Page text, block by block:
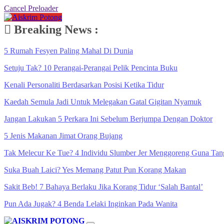
Cancel Preloader
Breaking News :
5 Rumah Fesyen Paling Mahal Di Dunia
Setuju Tak? 10 Perangai-Perangai Pelik Pencinta Buku
Kenali Personaliti Berdasarkan Posisi Ketika Tidur
Kaedah Semula Jadi Untuk Melegakan Gatal Gigitan Nyamuk
Jangan Lakukan 5 Perkara Ini Sebelum Berjumpa Dengan Doktor
5 Jenis Makanan Jimat Orang Bujang
Tak Melecur Ke Tue? 4 Individu Slumber Jer Menggoreng Guna
Suka Buah Laici? Yes Memang Patut Pun Korang Makan
Sakit Beb! 7 Bahaya Berlaku Jika Korang Tidur ‘Salah Bantal’
Pun Ada Jugak? 4 Benda Lelaki Inginkan Pada Wanita